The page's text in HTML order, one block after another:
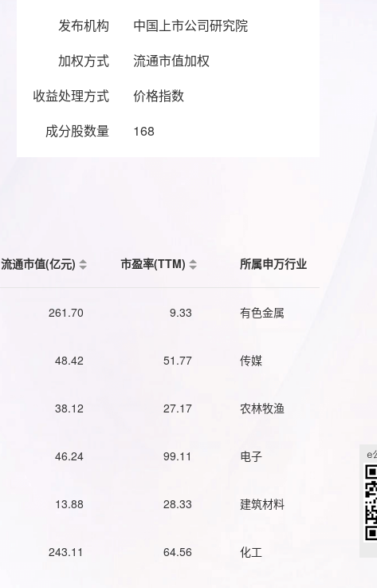
发布机构
中国上市公司研究院
加权方式
流通市值加权
收益处理方式
价格指数
成分股数量
168
流通市值(亿元) 市盈率(TTM) 所属申万行业
261.70 9.33 有色金属
48.42 51.77 传媒
38.12 27.17 农林牧渔
46.24 99.11 电子
13.88 28.33 建筑材料
243.11 64.56 化工